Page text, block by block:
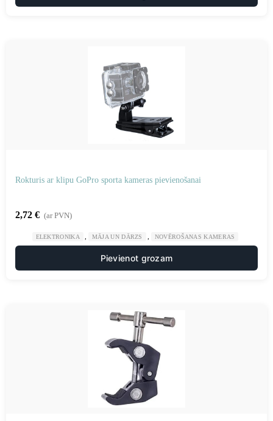
Rokturis ar klipu GoPro sporta kameras pievienošanai
2,72 € (ar PVN)
ELEKTRONIKA MĀJA UN DĀRZS NOVĒROŠANAS KAMERAS
Pievienot grozam